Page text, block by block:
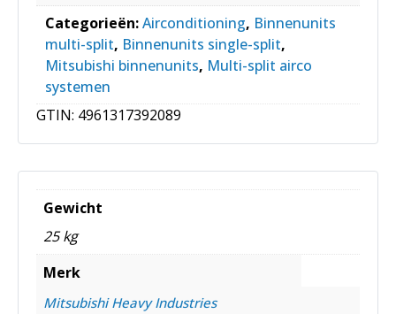
Categorieën:Airconditioning, Binnenunits
multi-split, Binnenunits single-split,
Mitsubishi binnenunits, Multi-split airco
systemen
GTIN: 4961317392089
Gewicht
25 kg
Merk
Mitsubishi Heavy Industries